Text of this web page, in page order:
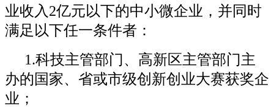
业收入2亿元以下的中小微企业，并同时
满足以下任一条件者：
1.科技主管部门、高新区主管部门主
办的国家、省或市级创新创业大赛获奖企
业；